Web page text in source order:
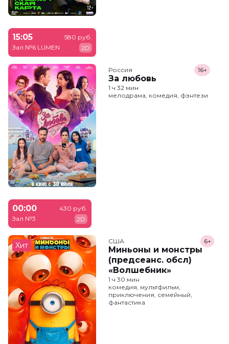
15:05
Зал №6 LUMEN
580 руб.
2D
Россия
За любовь
16+
1 ч 32 мин
мелодрама, комедия, фэнтези
00:00
Зал №3
430 руб.
2D
Хит США
Миньоны и монстры
(предсеанс. обсл)
«Волшебник»
6+
1 ч 30 мин
комедия, мультфильм,
приключения, семейный,
фантастика